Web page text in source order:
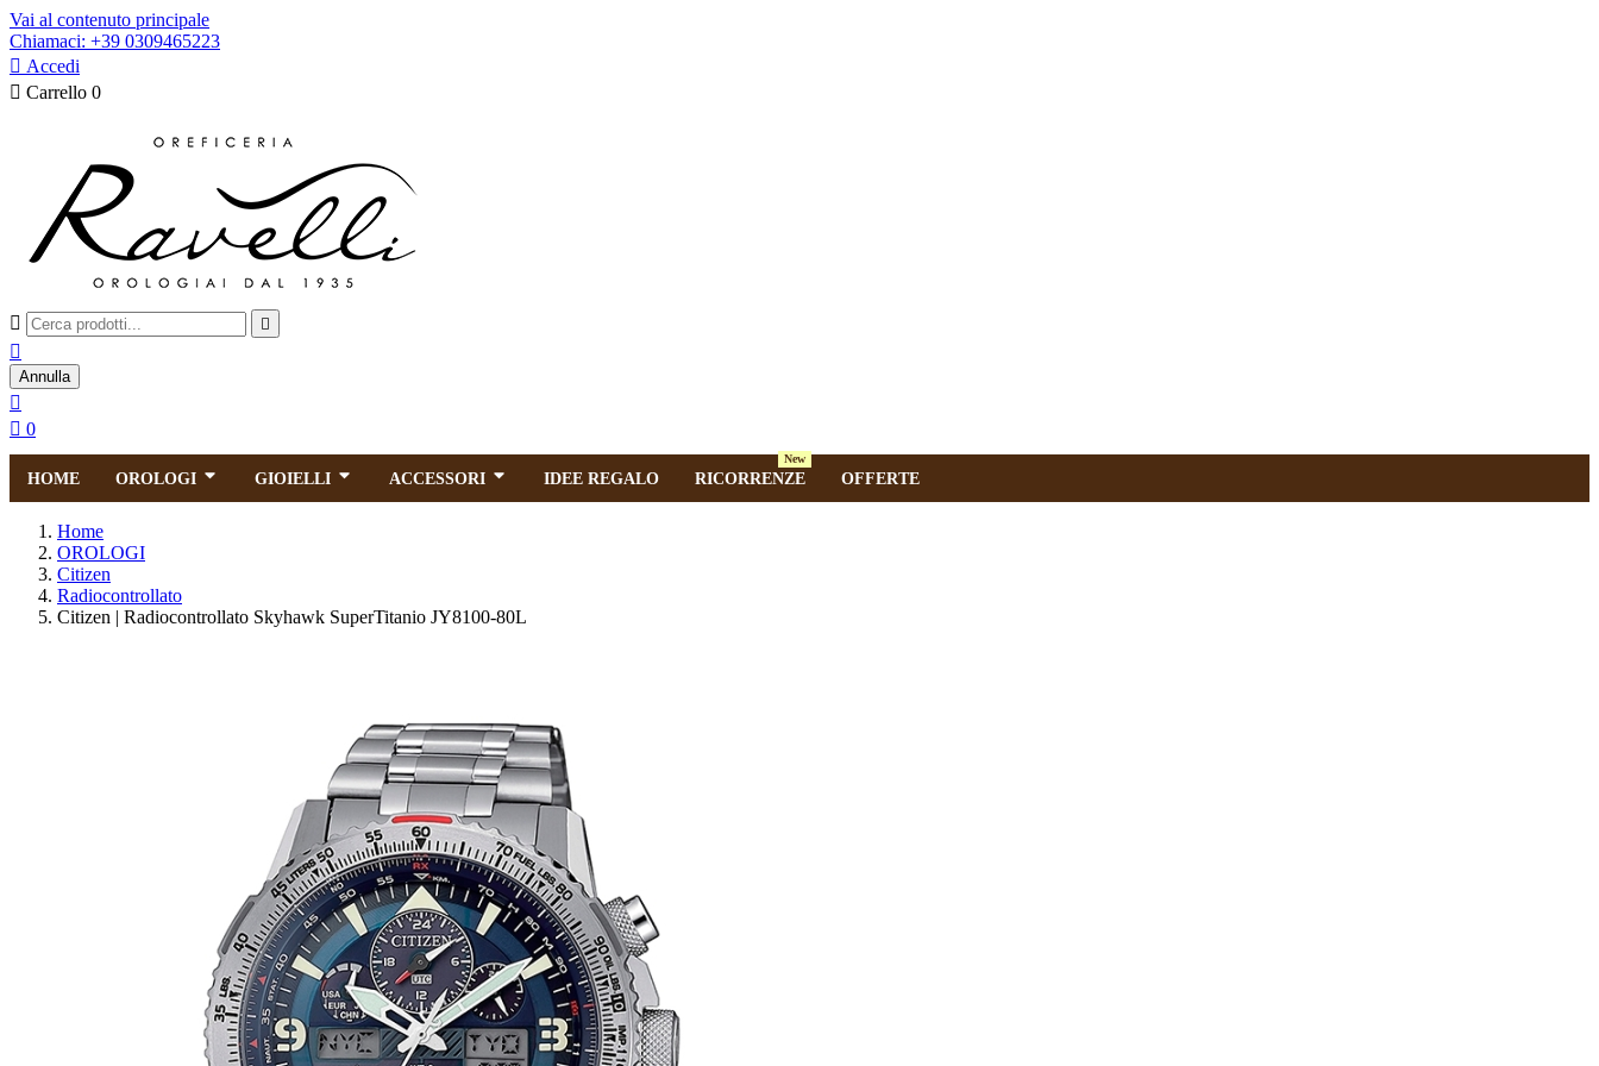
Vai al contenuto principale
Chiamaci: +39 0309465223
 Accedi
 Carrello 0
 

Annulla

 0
HOME OROLOGI GIOIELLI ACCESSORI IDEE REGALO RICORRENZE
New
OFFERTE
Home
OROLOGI
Citizen
Radiocontrollato
Citizen | Radiocontrollato Skyhawk SuperTitanio JY8100-80L